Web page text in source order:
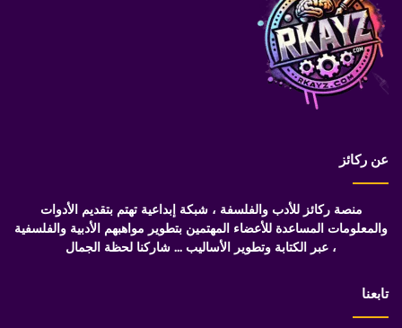
عن ركائز
منصة ركائز للأدب والفلسفة ، شبكة إبداعية تهتم بتقديم الأدوات
والمعلومات المساعدة للأعضاء المهتمين بتطوير مواهبهم الأدبية والفلسفية
، عبر الكتابة وتطوير الأساليب ... شاركنا لحظة الجمال
تابعنا